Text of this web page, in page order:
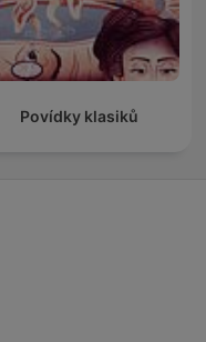
Povídky klasiků